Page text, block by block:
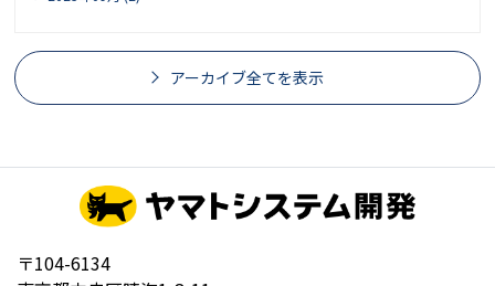
アーカイブ全てを表示
〒104-6134